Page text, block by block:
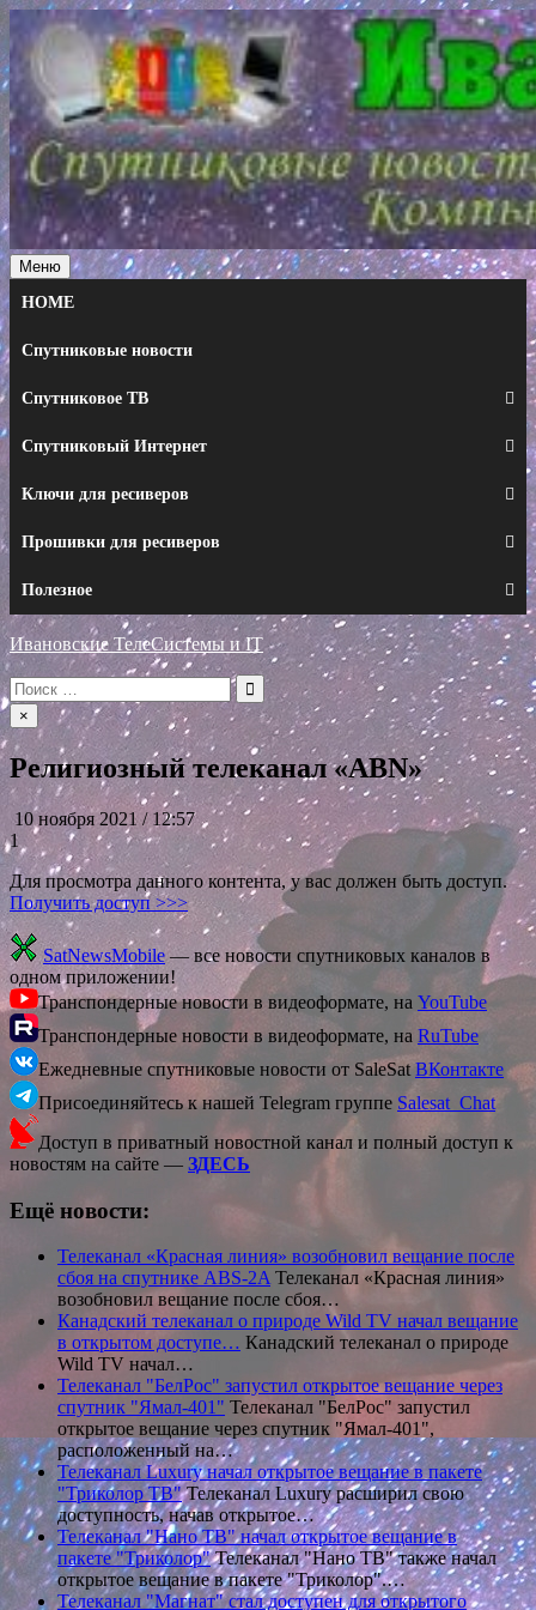
Перейти
к
содержимому
Меню
HOME
Спутниковые новости
Спутниковое ТВ
Спутниковый Интернет
Ключи для ресиверов
Прошивки для ресиверов
Полезное
Ивановские ТелеСистемы и IT
Искать:
×
Религиозный телеканал «ABN»
10 ноября 2021 / 12:57
1
Для просмотра данного контента, у вас должен быть доступ.
Получить доступ >>>
SatNewsMobile— все новости спутниковых каналов в
одном приложении!
Транспондерные новости в видеоформате, на YouTube
Транспондерные новости в видеоформате, на RuTube
Ежедневные спутниковые новости от SaleSatВКонтакте
Присоединяйтесь к нашей Telegram группе Salesat_Chat
Доступ в приватный новостной канал и полный доступ к
новостям на сайте — ЗДЕСЬ
Ещё новости:
Телеканал «Красная линия» возобновил вещание после
сбоя на спутнике ABS-2A Телеканал «Красная линия»
возобновил вещание после сбоя…
Канадский телеканал о природе Wild TV начал вещание
в открытом доступе… Канадский телеканал о природе
Wild TV начал…
Телеканал "БелРос" запустил открытое вещание через
спутник "Ямал-401" Телеканал "БелРос" запустил
открытое вещание через спутник "Ямал-401",
расположенный на…
Телеканал Luxury начал открытое вещание в пакете
"Триколор ТВ"Телеканал Luxury расширил свою
доступность, начав открытое…
Телеканал "Нано ТВ" начал открытое вещание в
пакете "Триколор"Телеканал "Нано ТВ" также начал
открытое вещание в пакете "Триколор".…
Телеканал "Магнат" стал доступен для открытого